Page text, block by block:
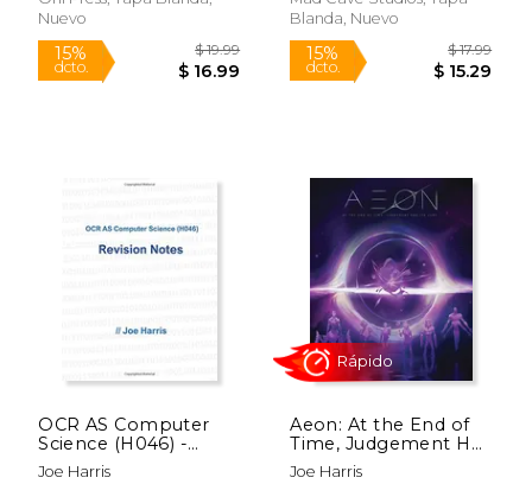
Nuevo
dcto. $ 16.99
Blanda, Nuevo
15%
dcto.
OCR AS Computer
Science (H046) -
Revision Notes
Joe Harris
Aeon: At the End of
Time, Judgement Has
Its Jury (en Inglés)
Joe Harris